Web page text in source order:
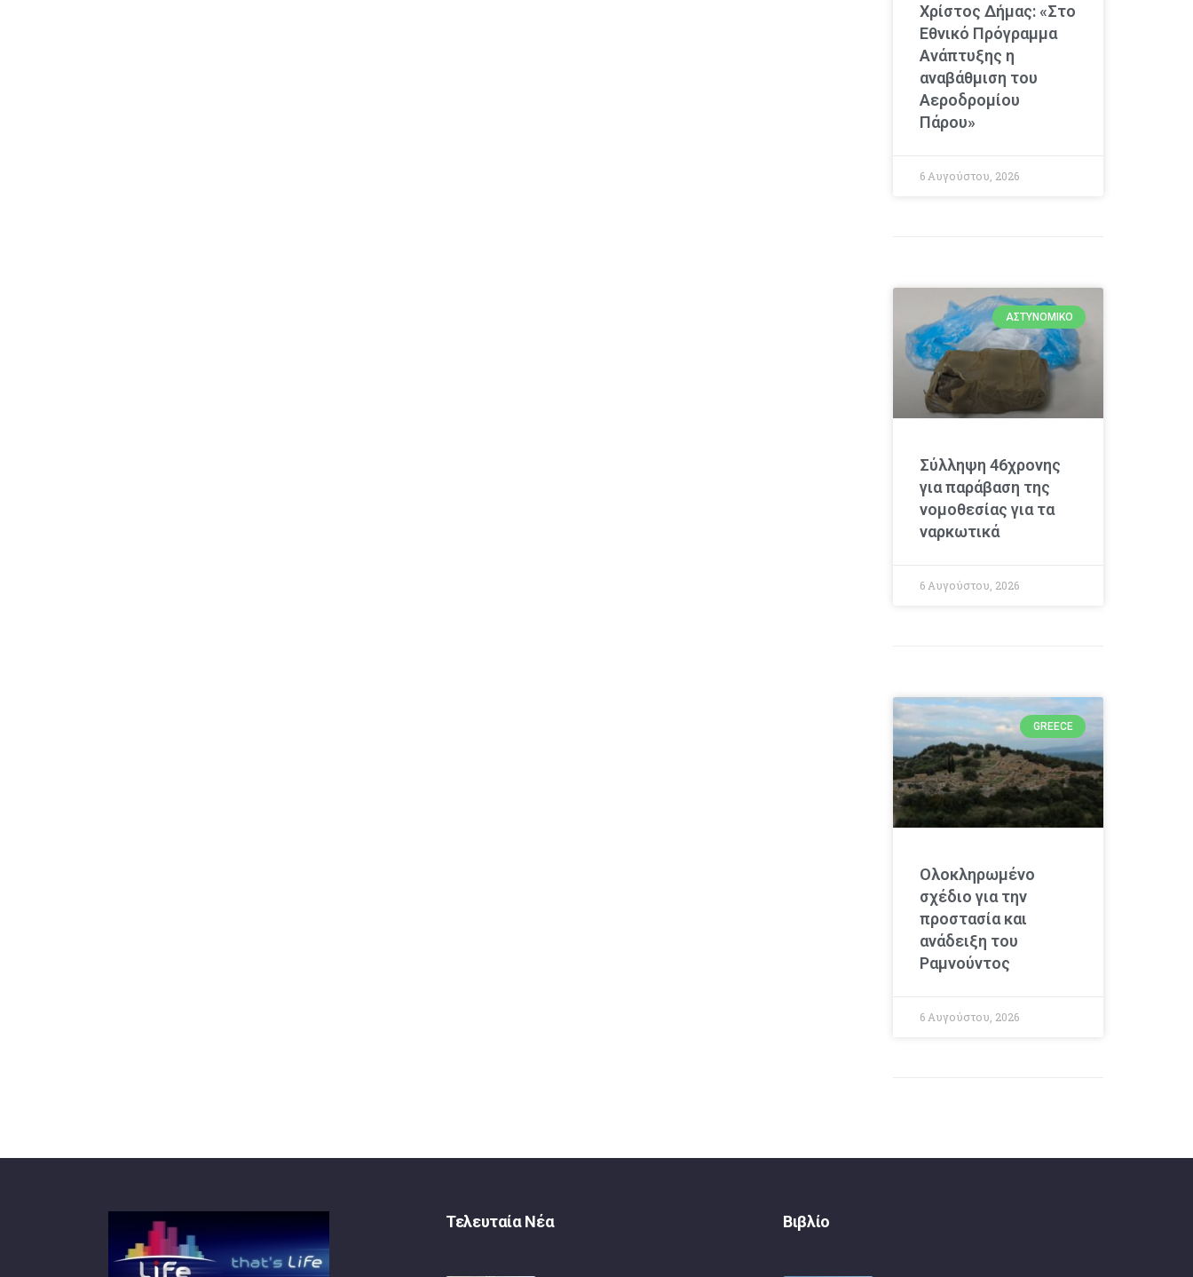
Χρίστος Δήμας: «Στο
Εθνικό Πρόγραμμα
Ανάπτυξης η
αναβάθμιση του
Αεροδρομίου
Πάρου»
6 Αυγούστου, 2026
ΑΣΤΥΝΟΜΙΚΌ
Σύλληψη 46χρονης
για παράβαση της
νομοθεσίας για τα
ναρκωτικά
6 Αυγούστου, 2026
GREECE
Ολοκληρωμένο
σχέδιο για την
προστασία και
ανάδειξη του
Ραμνούντος
6 Αυγούστου, 2026
Τελευταία Νέα Βιβλίο